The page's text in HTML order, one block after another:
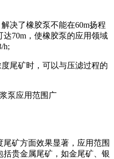
决了橡胶泵不能在60m扬程
70m，使橡胶泵的应用领域
h;
尾矿时，可以与压滤过程的
矿方面效果显著，应用范围
贵金属尾矿，如金尾矿、银